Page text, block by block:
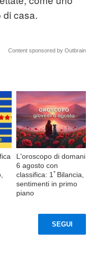
di casa.
Content sponsored by Outbrain
L'oroscopo di domani
6 agosto con
classifica: 1ﾟBilancia,
sentimenti in primo
piano
SEGUI